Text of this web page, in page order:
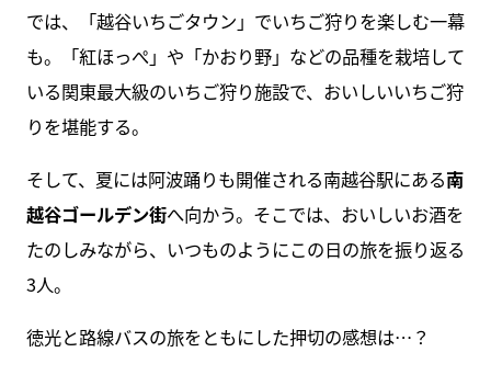
では、「越谷いちごタウン」でいちご狩りを楽しむ一幕
も。「紅ほっぺ」や「かおり野」などの品種を栽培して
いる関東最大級のいちご狩り施設で、おいしいいちご狩
りを堪能する。
そして、夏には阿波踊りも開催される南越谷駅にある南
越谷ゴールデン街へ向かう。そこでは、おいしいお酒を
たのしみながら、いつものようにこの日の旅を振り返る
3人。
徳光と路線バスの旅をともにした押切の感想は…？